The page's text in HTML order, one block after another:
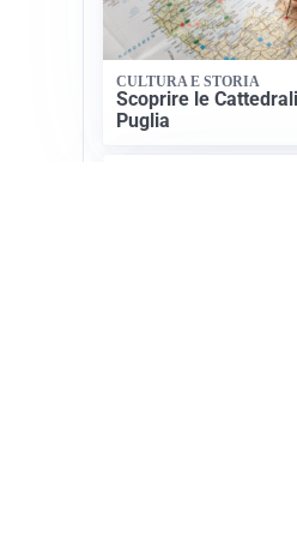
CULTURA E STORIA
Scoprire le
Puglia